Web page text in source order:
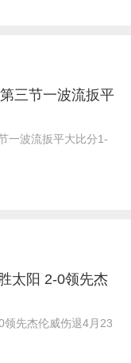
三节一波流扳平
一波流扳平大比分1-
太阳 2-0领先杰
先杰伦威伤退4月23